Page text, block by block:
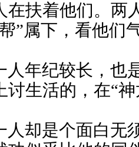
在扶着他们。两
”属下，看他们
年纪较长，也
讨生活的，在“
却是个面白无